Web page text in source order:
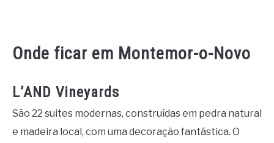
Onde ficar em Montemor-o-Novo
L’AND Vineyards
São 22 suites modernas, construídas em pedra natural
e madeira local, com uma decoração fantástica. O